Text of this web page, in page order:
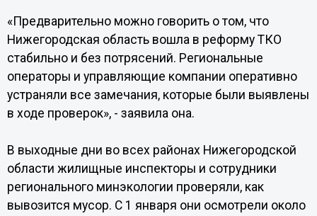
«Предварительно можно говорить о том, что
Нижегородская область вошла в реформу ТКО
стабильно и без потрясений. Региональные
операторы и управляющие компании оперативно
устраняли все замечания, которые были выявлены
в ходе проверок», - заявила она.
В выходные дни во всех районах Нижегородской
области жилищные инспекторы и сотрудники
регионального минэкологии проверяли, как
вывозится мусор. С 1 января они осмотрели около